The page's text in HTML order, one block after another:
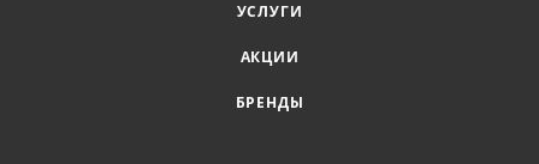
УСЛУГИ
АКЦИИ
БРЕНДЫ